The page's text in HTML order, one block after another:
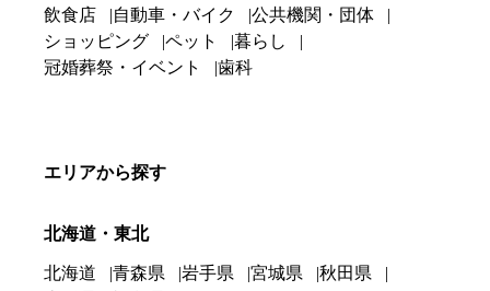
飲食店
自動車・バイク
公共機関・団体
ショッピング
ペット
暮らし
冠婚葬祭・イベント
歯科
エリアから探す
北海道・東北
北海道 青森県 岩手県 宮城県
秋田県